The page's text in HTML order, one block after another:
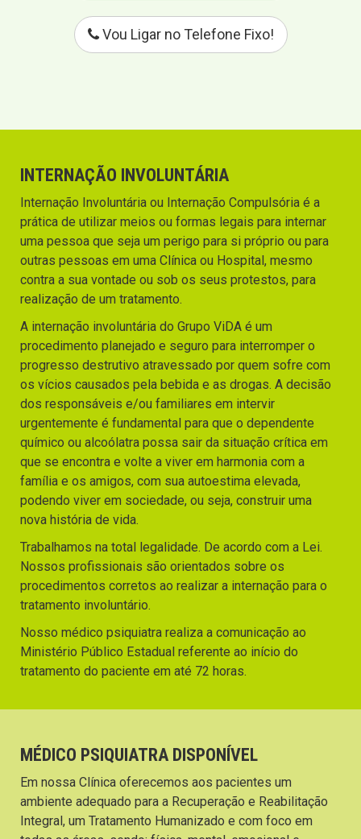
Vou Ligar no Telefone Fixo!
INTERNAÇÃO INVOLUNTÁRIA
Internação Involuntária ou Internação Compulsória é a
prática de utilizar meios ou formas legais para internar
uma pessoa que seja um perigo para si próprio ou para
outras pessoas em uma Clínica ou Hospital, mesmo
contra a sua vontade ou sob os seus protestos, para
realização de um tratamento.
A internação involuntária do Grupo ViDA é um
procedimento planejado e seguro para interromper o
progresso destrutivo atravessado por quem sofre com
os vícios causados pela bebida e as drogas. A decisão
dos responsáveis e/ou familiares em intervir
urgentemente é fundamental para que o dependente
químico ou alcoólatra possa sair da situação crítica em
que se encontra e volte a viver em harmonia com a
família e os amigos, com sua autoestima elevada,
podendo viver em sociedade, ou seja, construir uma
nova história de vida.
Trabalhamos na total legalidade. De acordo com a Lei.
Nossos profissionais são orientados sobre os
procedimentos corretos ao realizar a internação para o
tratamento involuntário.
Nosso médico psiquiatra realiza a comunicação ao
Ministério Público Estadual referente ao início do
tratamento do paciente em até 72 horas.
MÉDICO PSIQUIATRA DISPONÍVEL
Em nossa Clínica oferecemos aos pacientes um
ambiente adequado para a Recuperação e Reabilitação
Integral, um Tratamento Humanizado e com foco em